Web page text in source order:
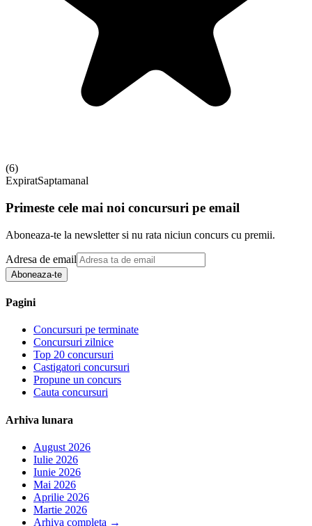
(6)
ExpiratSaptamanal
Primeste cele mai noi concursuri pe email
Aboneaza-te la newsletter si nu rata niciun concurs cu premii.
Adresa de email
Aboneaza-te
Pagini
Concursuri pe terminate
Concursuri zilnice
Top 20 concursuri
Castigatori concursuri
Propune un concurs
Cauta concursuri
Arhiva lunara
August 2026
Iulie 2026
Iunie 2026
Mai 2026
Aprilie 2026
Martie 2026
Arhiva completa →